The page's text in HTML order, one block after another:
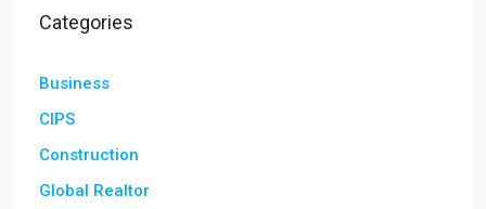
Categories
Business
CIPS
Construction
Global Realtor